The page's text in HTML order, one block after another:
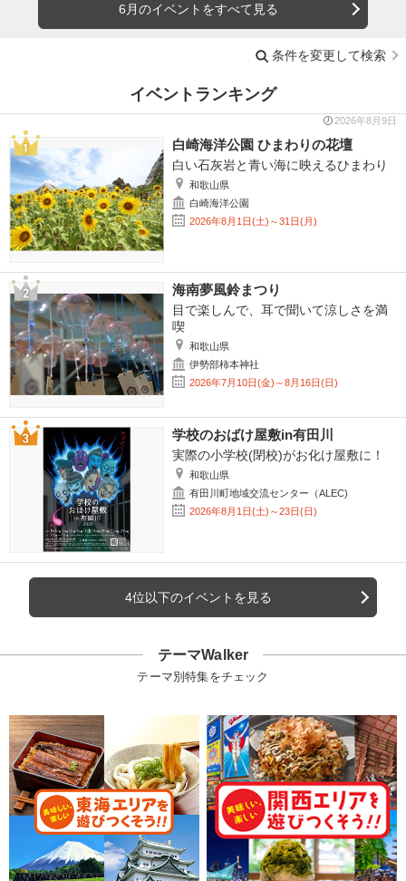
6月のイベントをすべて見る
条件を変更して検索
イベントランキング
2026年8月9日
白崎海洋公園 ひまわりの花壇
白い石灰岩と青い海に映えるひまわり
和歌山県
白崎海洋公園
2026年8月1日(土)～31日(月)
海南夢風鈴まつり
目で楽しんで、耳で聞いて涼しさを満
喫
和歌山県
伊勢部柿本神社
2026年7月10日(金)～8月16日(日)
学校のおばけ屋敷in有田川
実際の小学校(閉校)がお化け屋敷に！
和歌山県
有田川町地域交流センター（ALEC)
2026年8月1日(土)～23日(日)
4位以下のイベントを見る
テーマWalker
テーマ別特集をチェック